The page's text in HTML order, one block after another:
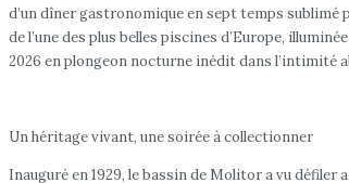
d’un dîner gastronomique en sept temps sublimé
de l’une des plus belles piscines d’Europe,
2026 en plongeon nocturne inédit dans l’intimité
Un héritage vivant, une soirée à collectionner
Inauguré en 1929, le bassin de Molitor a vu